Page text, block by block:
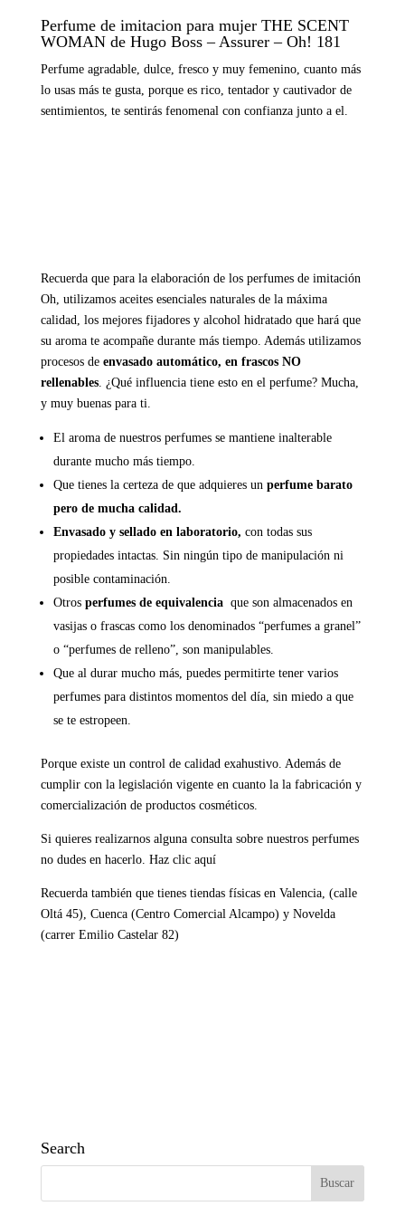
Perfume de imitacion para mujer THE SCENT
WOMAN de Hugo Boss – Assurer – Oh! 181
Perfume agradable, dulce, fresco y muy femenino, cuanto más
lo usas más te gusta, porque es rico, tentador y cautivador de
sentimientos, te sentirás fenomenal con confianza junto a el.
Recuerda que para la elaboración de los perfumes de imitación
Oh, utilizamos aceites esenciales naturales de la máxima
calidad, los mejores fijadores y alcohol hidratado que hará que
su aroma te acompañe durante más tiempo. Además utilizamos
procesos de envasado automático, en frascos NO
rellenables. ¿Qué influencia tiene esto en el perfume? Mucha,
y muy buenas para ti.
El aroma de nuestros perfumes se mantiene inalterable
durante mucho más tiempo.
Que tienes la certeza de que adquieres un perfume barato
pero de mucha calidad.
Envasado y sellado en laboratorio, con todas sus
propiedades intactas. Sin ningún tipo de manipulación ni
posible contaminación.
Otros perfumes de equivalenciaque son almacenados en
vasijas o frascas como los denominados “perfumes a granel”
o “perfumes de relleno”, son manipulables.
Que al durar mucho más, puedes permitirte tener varios
perfumes para distintos momentos del día, sin miedo a que
se te estropeen.
Porque existe un control de calidad exahustivo. Además de
cumplir con la legislación vigente en cuanto la la fabricación y
comercialización de productos cosméticos.
Si quieres realizarnos alguna consulta sobre nuestros perfumes
no dudes en hacerlo. Haz clic aquí
Recuerda también que tienes tiendas físicas en Valencia, (calle
Oltá 45), Cuenca (Centro Comercial Alcampo) y Novelda
(carrer Emilio Castelar 82)
Search